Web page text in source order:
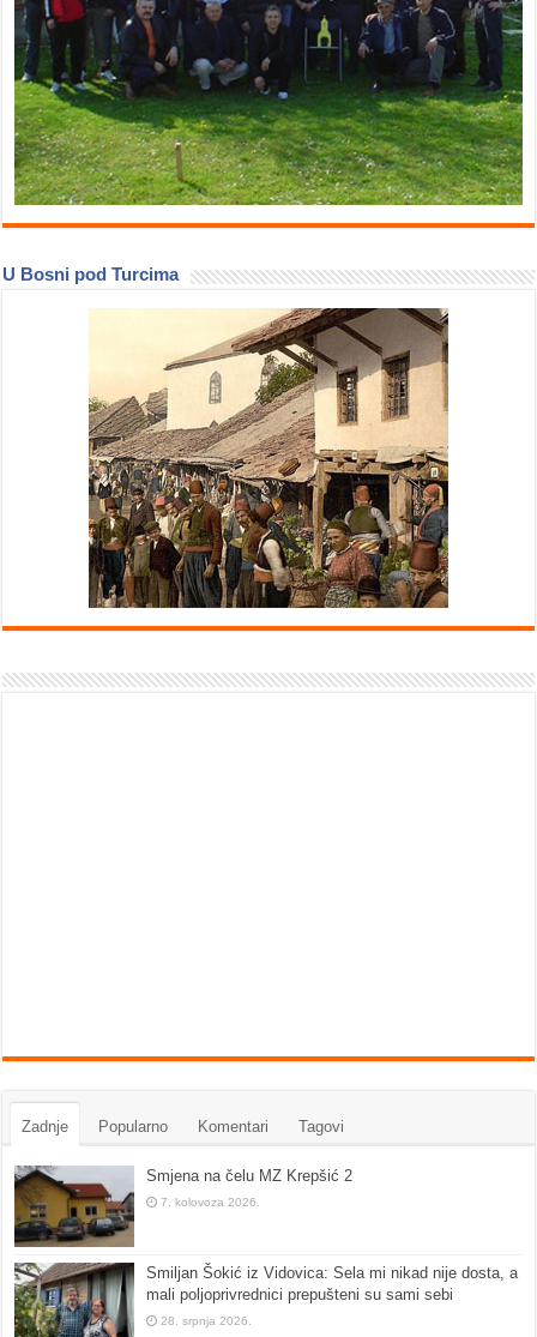
U Bosni pod Turcima
Zadnje Popularno Komentari Tagovi
Smjena na čelu MZ Krepšić 2
7. kolovoza 2026.
Smiljan Šokić iz Vidovica: Sela mi nikad nije dosta, a
mali poljoprivrednici prepušteni su sami sebi
28. srpnja 2026.